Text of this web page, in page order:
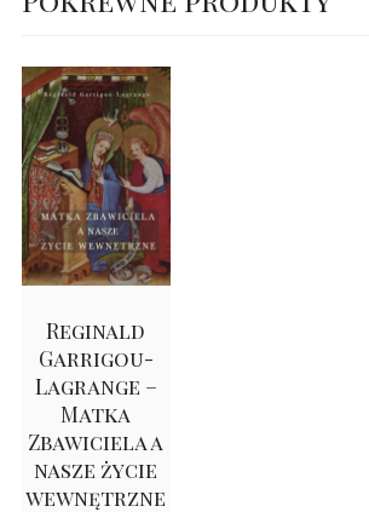
Reginald
Garrigou-
Lagrange –
Matka
Zbawiciela a
nasze życie
wewnętrzne